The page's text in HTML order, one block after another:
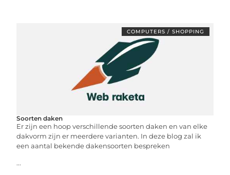
COMPUTERS / SHOPPING
Soorten daken
Er zijn een hoop verschillende soorten daken en van elke
dakvorm zijn er meerdere varianten. In deze blog zal ik
een aantal bekende dakensoorten bespreken
...